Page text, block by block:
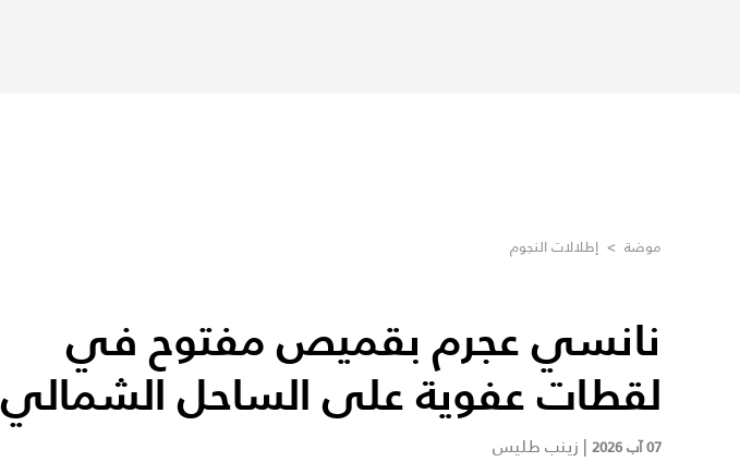
موضة > إطلالات النجوم
نانسي عجرم بقميص مفتوح في
لقطات عفوية على الساحل الشمالي
07 آب 2026 | زينب طليس